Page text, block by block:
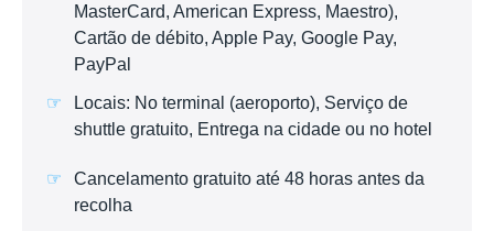
MasterCard, American Express, Maestro),
Cartão de débito, Apple Pay, Google Pay,
PayPal
Locais: No terminal (aeroporto), Serviço de
shuttle gratuito, Entrega na cidade ou no hotel
Cancelamento gratuito até 48 horas antes da
recolha